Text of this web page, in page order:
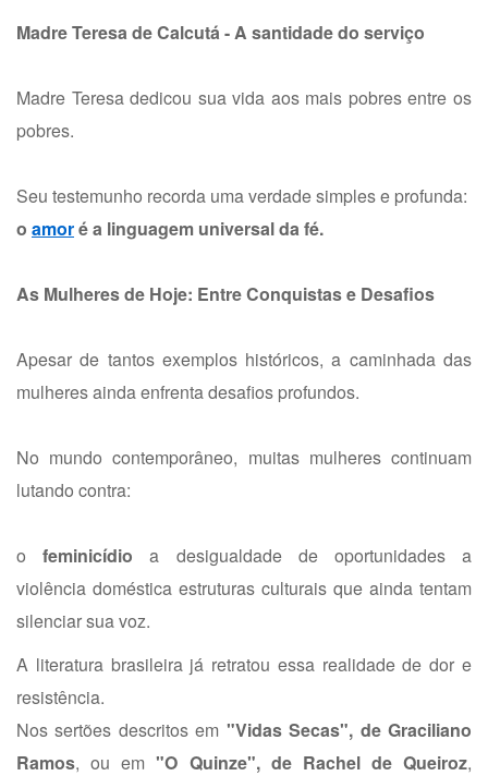
Madre Teresa de Calcutá - A santidade do serviço
Madre Teresa dedicou sua vida aos mais pobres entre os
pobres.
Seu testemunho recorda uma verdade simples e profunda:
o amoré a linguagem universal da fé.
As Mulheres de Hoje: Entre Conquistas e Desafios
Apesar de tantos exemplos históricos, a caminhada das
mulheres ainda enfrenta desafios profundos.
No mundo contemporâneo, muitas mulheres continuam
lutando contra:
ofeminicídio a desigualdade de oportunidades
a
violência doméstica estruturas culturais que ainda tentam
silenciar sua voz.
A literatura brasileira já retratou essa realidade de dor e
resistência.
Nos sertões descritos em "Vidas Secas", de Graciliano
Ramos, ou em"O Quinze", de Rachel de Queiroz,